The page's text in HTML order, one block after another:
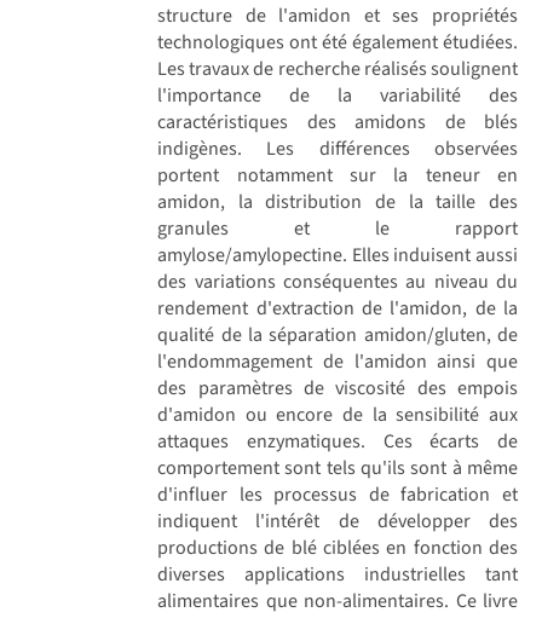
structure de l'amidon et ses propriétés
technologiques ont été également étudiées.
Les travaux de recherche réalisés soulignent
l'importance de la variabilité des
caractéristiques des amidons de blés
indigènes. Les différences observées
portent notamment sur la teneur en
amidon, la distribution de la taille des
granules et le rapport
amylose/amylopectine. Elles induisent aussi
des variations conséquentes au niveau du
rendement d'extraction de l'amidon, de la
qualité de la séparation amidon/gluten, de
l'endommagement de l'amidon ainsi que
des paramètres de viscosité des empois
d'amidon ou encore de la sensibilité aux
attaques enzymatiques. Ces écarts de
comportement sont tels qu'ils sont à même
d'influer les processus de fabrication et
indiquent l'intérêt de développer des
productions de blé ciblées en fonction des
diverses applications industrielles tant
alimentaires que non-alimentaires. Ce livre